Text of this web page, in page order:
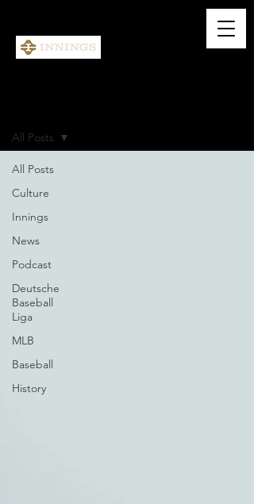
All Posts
Culture
Innings
News
Podcast
Deutsche
Baseball
Liga
MLB
Baseball
History
All Posts